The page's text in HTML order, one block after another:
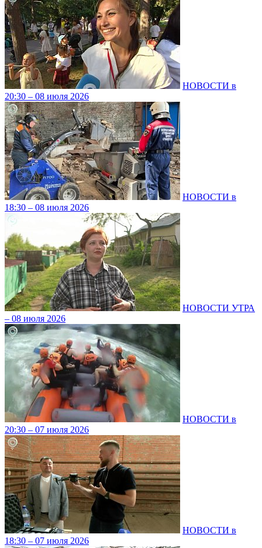
НОВОСТИ в
20:30 – 08 июля 2026
НОВОСТИ в
18:30 – 08 июля 2026
НОВОСТИ УТРА
– 08 июля 2026
НОВОСТИ в
20:30 – 07 июля 2026
НОВОСТИ в
18:30 – 07 июля 2026